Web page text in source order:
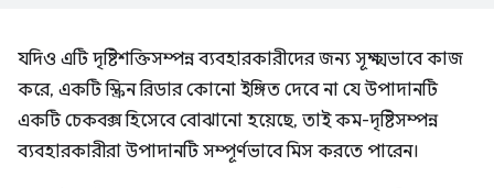
যদিও এটি দৃষ্টিশক্তিসম্পন্ন ব্যবহারকারীদের জন্য সূক্ষ্মভাবে কাজ
করে, একটি স্ক্রিন রিডার কোনো ইঙ্গিত দেবে না যে উপাদানটি
একটি চেকবক্স হিসেবে বোঝানো হয়েছে, তাই কম-দৃষ্টিসম্পন্ন
ব্যবহারকারীরা উপাদানটি সম্পূর্ণভাবে মিস করতে পারেন।